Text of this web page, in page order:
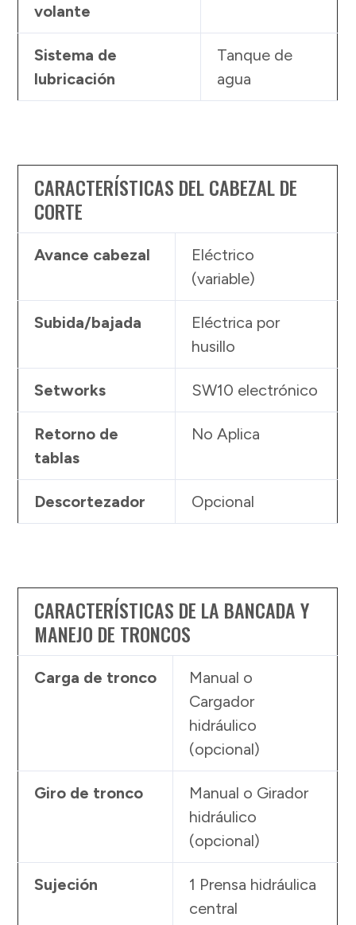
volante
Sistema de
lubricación
Tanque de
agua
CARACTERÍSTICAS DEL CABEZAL DE
CORTE
Avance cabezal
Eléctrico
(variable)
Subida/bajada
Eléctrica por
husillo
Setworks SW10 electrónico
Retorno de
tablas
No Aplica
Descortezador Opcional
CARACTERÍSTICAS DE LA BANCADA Y
MANEJO DE TRONCOS
Carga de tronco
Manual o
Cargador
hidráulico
(opcional)
Giro de tronco
Manual o Girador
hidráulico
(opcional)
Sujeción
1 Prensa hidráulica
central